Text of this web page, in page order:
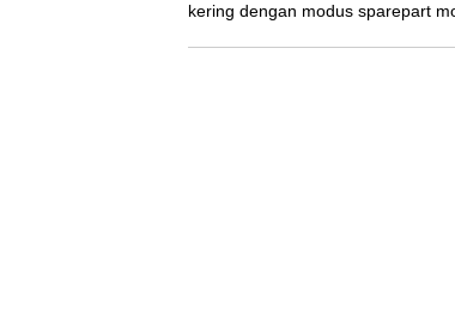
kering dengan modus sparepart